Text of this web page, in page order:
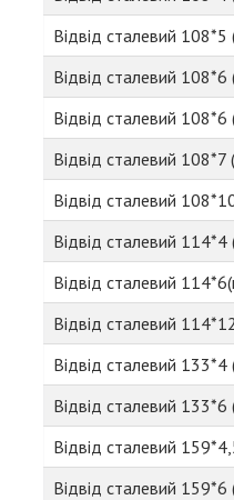
Відвід сталевий 108*5
Відвід сталевий 108*6
Відвід сталевий 108*6
Відвід сталевий 108*7
Відвід сталевий
Відвід сталевий 114*4
Відвід сталевий
Відвід сталевий
Відвід сталевий 133*4
Відвід сталевий 133*6
Відвід сталевий
Відвід сталевий 159*6